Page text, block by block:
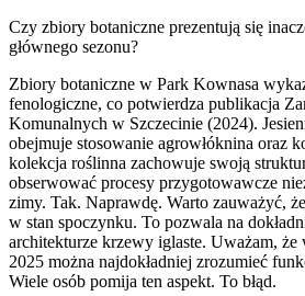
Czy zbiory botaniczne prezentują się
głównego sezonu?
Zbiory botaniczne w Park Kownasa
fenologiczne, co potwierdza publikacja
Komunalnych w Szczecinie (2024).
obejmuje stosowanie agrowłóknina oraz
kolekcja roślinna zachowuje swoją
obserwować procesy przygotowawcze
zimy. Tak. Naprawdę. Warto zauważyć,
w stan spoczynku. To pozwala na
architekturze krzewy iglaste. Uważam, że
2025 można najdokładniej zrozumieć
Wiele osób pomija ten aspekt. To błąd.